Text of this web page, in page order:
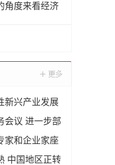
角度来看经济
新兴产业发展
会议 进一步部
家和企业家座
中国地区正转